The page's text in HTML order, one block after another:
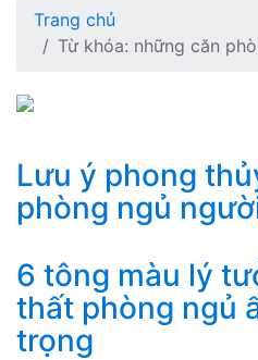
Trang chủ
Từ khóa: những căn
Lưu ý phong
phòng ngủ
6 tông màu lý
thất phòng ngủ
trọng